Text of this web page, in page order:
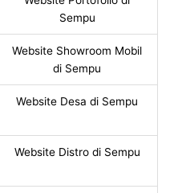
Sempu
Website Showroom Mobil
di Sempu
Website Desa di Sempu
Website Distro di Sempu